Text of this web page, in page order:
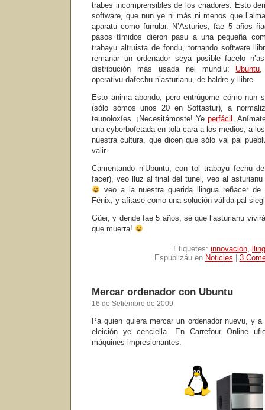
trabes incomprensibles de los criadores. Esto
software, que nun ye ni más ni menos que
aparatu como furrular. N’Asturies, fae 5 años
pasos tímidos dieron pasu a una pequeña
trabayu altruista de fondu, tornando software
remanar un ordenador seya posible facelo
distribución más usada nel mundiu: Ubuntu,
operativu dafechu n’asturianu, de baldre y llibre.
Esto anima abondo, pero entrúgome cómo nun
(sólo sómos unos 20 en Softastur), a
teunoloxíes. ¡Necesitámoste! Ye perfácil .
una cyberbofetada en tola cara a los medios, a
nuestra cultura, que dicen que sólo val pal
valir.
Camentando n’Ubuntu, con tol trabayu fechu
facer), veo lluz al final del tunel, veo al
veo a la nuestra querida llingua reñacer
Fénix, y afitase como una solución válida pal
Güei, y dende fae 5 años, sé que l’asturianu
que muerra!
Etiquetes: innovación,
Espublizáu en Noticies 3
Mercar ordenador con Ubuntu
16 de Setiembre de 2009
Pa quien quiera mercar un ordenador nuevu, y
eleición ye cenciella. En Carrefour Online
máquines impresionantes.